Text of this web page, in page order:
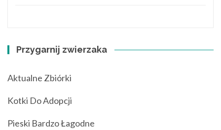
Przygarnij zwierzaka
Aktualne Zbiórki
Kotki Do Adopcji
Pieski Bardzo Łagodne